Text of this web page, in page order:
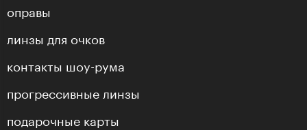
оправы
линзы для очков
контакты шоу-рума
прогрессивные линзы
подарочные карты